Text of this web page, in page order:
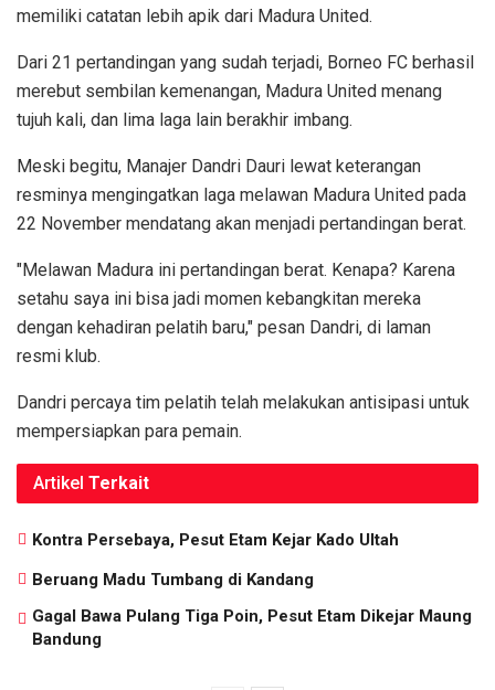
memiliki catatan lebih apik dari Madura United.
Dari 21 pertandingan yang sudah terjadi, Borneo FC berhasil
merebut sembilan kemenangan, Madura United menang
tujuh kali, dan lima laga lain berakhir imbang.
Meski begitu, Manajer Dandri Dauri lewat keterangan
resminya mengingatkan laga melawan Madura United pada
22 November mendatang akan menjadi pertandingan berat.
"Melawan Madura ini pertandingan berat. Kenapa? Karena
setahu saya ini bisa jadi momen kebangkitan mereka
dengan kehadiran pelatih baru," pesan Dandri, di laman
resmi klub.
Dandri percaya tim pelatih telah melakukan antisipasi untuk
mempersiapkan para pemain.
Artikel Terkait
Kontra Persebaya, Pesut Etam Kejar Kado Ultah
Beruang Madu Tumbang di Kandang
Gagal Bawa Pulang Tiga Poin, Pesut Etam Dikejar Maung
Bandung